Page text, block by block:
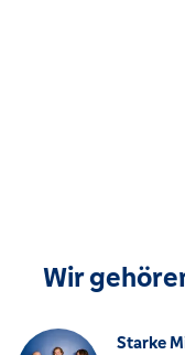
Wir
Starke